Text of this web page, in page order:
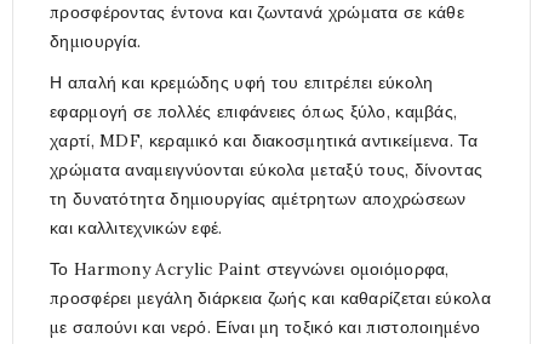
προσφέροντας έντονα και ζωντανά χρώματα σε κάθε
δημιουργία.
Η απαλή και κρεμώδης υφή του επιτρέπει εύκολη
εφαρμογή σε πολλές επιφάνειες όπως ξύλο, καμβάς,
χαρτί, MDF, κεραμικό και διακοσμητικά αντικείμενα. Τα
χρώματα αναμειγνύονται εύκολα μεταξύ τους, δίνοντας
τη δυνατότητα δημιουργίας αμέτρητων αποχρώσεων
και καλλιτεχνικών εφέ.
Το Harmony Acrylic Paint στεγνώνει ομοιόμορφα,
προσφέρει μεγάλη διάρκεια ζωής και καθαρίζεται εύκολα
με σαπούνι και νερό. Είναι μη τοξικό και πιστοποιημένο